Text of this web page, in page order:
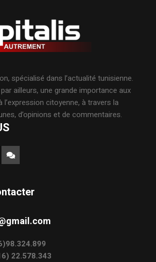
spécialisé dans l’actualité tunisienne.
ailleurs, une grande importance aux
l’expression citoyenne, à travers la
d’opinions et de commentaires.
22.578.343